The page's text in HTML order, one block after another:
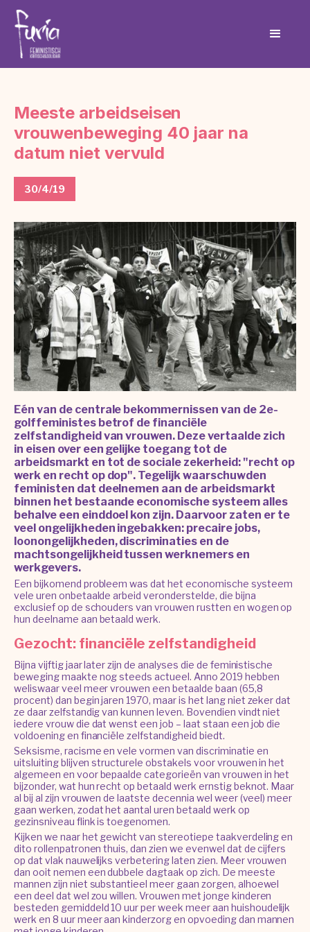
Meeste arbeidseisen
vrouwenbeweging 40 jaar na
datum niet vervuld
30/4/19
Eén van de centrale bekommernissen van de 2e-
golffeministes betrof de financiële
zelfstandigheid van vrouwen. Deze vertaalde zich
in eisen over een gelijke toegang tot de
arbeidsmarkt en tot de sociale zekerheid: "recht op
werk en recht op dop". Tegelijk waarschuwden
feministen dat deelnemen aan de arbeidsmarkt
binnen het bestaande economische systeem alles
behalve een einddoel kon zijn. Daarvoor zaten er te
veel ongelijkheden ingebakken: precaire jobs,
loonongelijkheden, discriminaties en de
machtsongelijkheid tussen werknemers en
werkgevers.
Een bijkomend probleem was dat het economische systeem
vele uren onbetaalde arbeid veronderstelde, die bijna
exclusief op de schouders van vrouwen rustten en wogen op
hun deelname aan betaald werk.
Gezocht: financiële zelfstandigheid
Bijna vijftig jaar later zijn de analyses die de feministische
beweging maakte nog steeds actueel. Anno 2019 hebben
weliswaar veel meer vrouwen een betaalde baan (65,8
procent) dan begin jaren 1970, maar is het lang niet zeker dat
ze daar zelfstandig van kunnen leven. Bovendien vindt niet
iedere vrouw die dat wenst een job – laat staan een job die
voldoening en financiële zelfstandigheid biedt.
Seksisme, racisme en vele vormen van discriminatie en
uitsluiting blijven structurele obstakels voor vrouwen in het
algemeen en voor bepaalde categorieën van vrouwen in het
bijzonder, wat hun recht op betaald werk ernstig beknot. Maar
al bij al zijn vrouwen de laatste decennia wel weer (veel) meer
gaan werken, zodat het aantal uren betaald werk op
gezinsniveau flink is toegenomen.
Kijken we naar het gewicht van stereotiepe taakverdeling en
dito rollenpatronen thuis, dan zien we evenwel dat de cijfers
op dat vlak nauwelijks verbetering laten zien. Meer vrouwen
dan ooit nemen een dubbele dagtaak op zich. De meeste
mannen zijn niet substantieel meer gaan zorgen, alhoewel
een deel dat wel zou willen. Vrouwen met jonge kinderen
besteden gemiddeld 10 uur per week meer aan huishoudelijk
werk en 8 uur meer aan kinderzorg en opvoeding dan mannen